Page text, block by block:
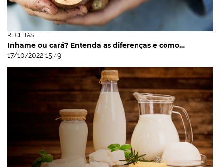
RECEITAS
Inhame ou cará? Entenda as diferenças e como…
17/10/2022 15:49